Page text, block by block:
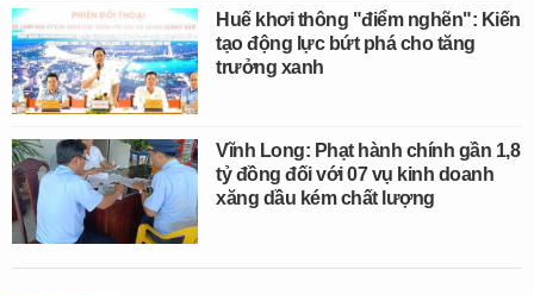
Huế khơi thông "điểm nghẽn": Kiến
tạo động lực bứt phá cho tăng
trưởng xanh
Vĩnh Long: Phạt hành chính gần 1,8
tỷ đồng đối với 07 vụ kinh doanh
xăng dầu kém chất lượng